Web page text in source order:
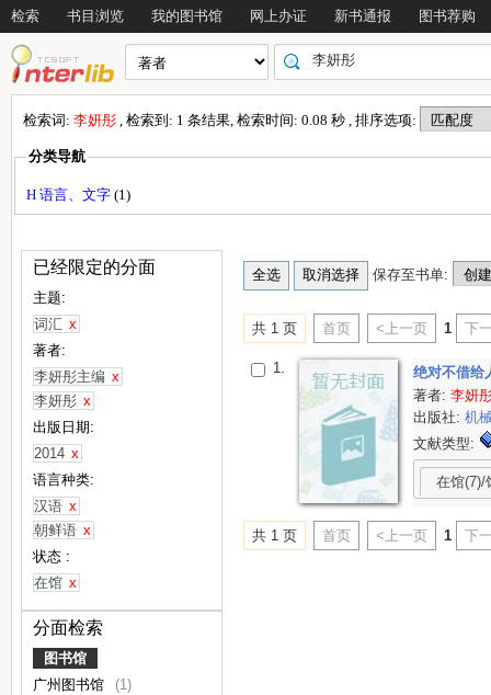
检索 书目浏览 我的图书馆 网上办证 新书通报 图书荐购
检索词: 李妍彤 , 检索到: 1 条结果, 检索时间: 0.08 秒 , 排序选项:
分类导航
H 语言、文字 (1)
已经限定的分面
主题:
词汇 x
著者:
李妍彤主编 x
李妍彤 x
出版日期:
2014 x
语言种类:
汉语 x
朝鲜语 x
状态 :
在馆 x
分面检索
图书馆
广州图书馆
(1)
保存至书单:
共 1 页 首页 <上一页 1 下
1.
绝对不借给
著者:李妍
出版社:机
文献类型:
在馆(7)/
共 1 页 首页 <上一页 1 下